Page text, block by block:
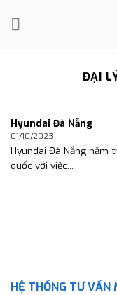
ĐẠI
Hyundai Đà Nẵng
01/10/2023
Hyundai Đà Nẵng nằm
quốc với việc...
HỆ THỐNG TƯ VẤN